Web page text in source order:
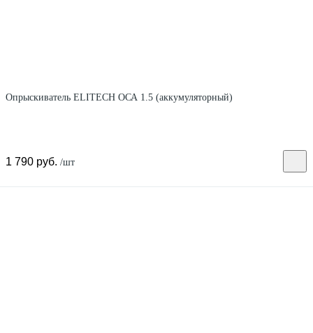
Опрыскиватель ELITECH ОСА 1.5 (аккумуляторный)
1 790 руб. /шт